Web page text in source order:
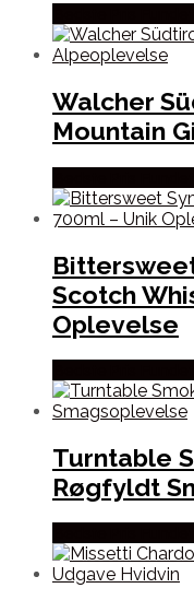
Walcher
Mountain
Scotch
Oplevelse
Turntable
Røgfyldt